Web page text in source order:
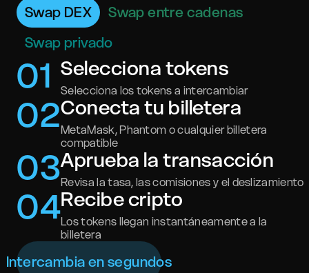
Swap DEX
Swap entre cadenas
Swap privado
01 Selecciona tokens
Selecciona los tokens a intercambiar
02Conecta tu billetera
MetaMask, Phantom o cualquier billetera
compatible
03Aprueba la transacción
Revisa la tasa, las comisiones y el deslizamiento
04Recibe cripto
Los tokens llegan instantáneamente a la
billetera
Intercambia en segundos